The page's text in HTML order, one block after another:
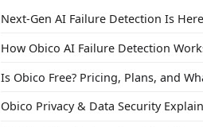
Next-Gen AI Failure Detection Is
How Obico AI Failure Detection
Is Obico Free? Pricing, Plans, and
Obico Privacy & Data Security